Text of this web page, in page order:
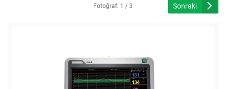
Fotoğraf: 1 / 3 Sonraki